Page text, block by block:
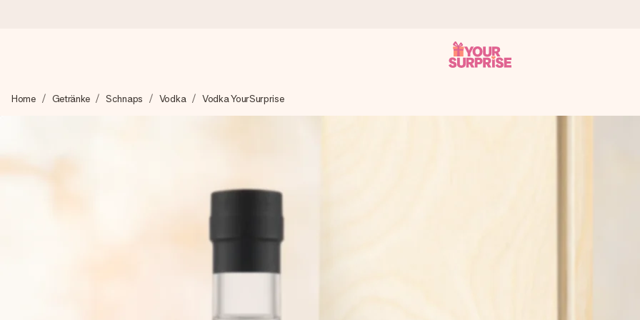
Wir bereiten dein Geschenk sorgfältig vor und schicken es blitzschnell – damit du es genau zum richtigen Zeitpunkt überreichen
Unsere Geschenke begeistern. Kunden bewerten uns mit 4,8 bei Google Reviews (Gesamtergebnis aller Länder, in die wir
Home Getränke Schnaps Vodka Vodka YourSurprise